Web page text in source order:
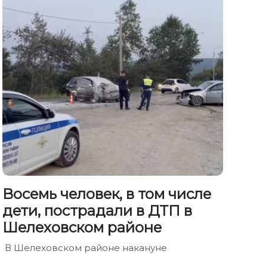
Восемь человек, в том числе
дети, пострадали в ДТП в
Шелеховском районе
В Шелеховском районе накануне